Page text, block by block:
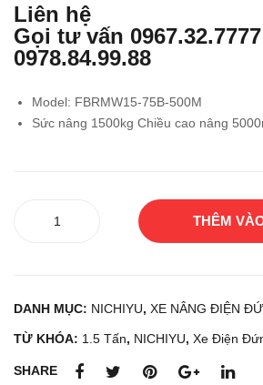
Liên hệ
Gọi tư vấn 0967.32.7777
0978.84.99.88
Model: FBRMW15-75B-500M
Sức nâng 1500kg Chiều cao nâng
NICHIYU
FBRMW15-
500M
THÊM
DANH MỤC: NICHIYU, XE NÂNG ĐIỆN
TỪ KHÓA: 1.5 Tấn, NICHIYU, Xe Điện
SHARE